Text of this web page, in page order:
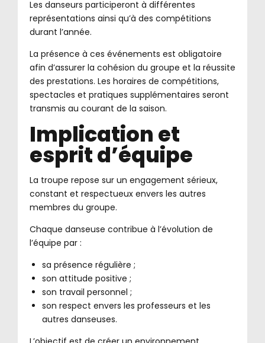
Les danseurs participeront à différentes
représentations ainsi qu’à des compétitions
durant l’année.
La présence à ces événements est obligatoire
afin d’assurer la cohésion du groupe et la réussite
des prestations. Les horaires de compétitions,
spectacles et pratiques supplémentaires seront
transmis au courant de la saison.
Implication et
esprit d’équipe
La troupe repose sur un engagement sérieux,
constant et respectueux envers les autres
membres du groupe.
Chaque danseuse contribue à l’évolution de
l’équipe par :
sa présence régulière ;
son attitude positive ;
son travail personnel ;
son respect envers les professeurs et les
autres danseuses.